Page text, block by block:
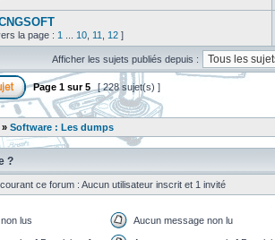
la page : 1 10 11 12 ]
Afficher les sujets publiés depuis :
Page 1 sur5 [ 228 sujet(s) ]
» Software : Les dumps
?
ce forum : Aucun utilisateur inscrit et 1 invité
lus Aucun message non lu